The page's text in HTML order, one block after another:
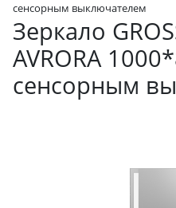
сенсорным выключателем
Зеркало
AVRORA
сенсорным